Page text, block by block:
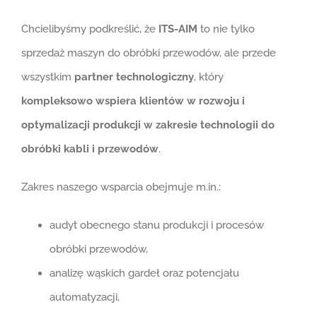
Chcielibyśmy podkreślić, że ITS-AIM to nie tylko
sprzedaż maszyn do obróbki przewodów, ale przede
wszystkim partner technologiczny, który
kompleksowo wspiera klientów w rozwoju i
optymalizacji produkcji w zakresie technologii do
obróbki kabli i przewodów.
Zakres naszego wsparcia obejmuje m.in.:
audyt obecnego stanu produkcji i procesów
obróbki przewodów,
analizę wąskich gardeł oraz potencjału
automatyzacji,